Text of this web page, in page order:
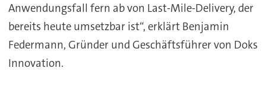
Anwendungsfall fern ab von Last-Mile-Delivery, der
bereits heute umsetzbar ist“, erklärt Benjamin
Federmann, Gründer und Geschäftsführer von Doks
Innovation.